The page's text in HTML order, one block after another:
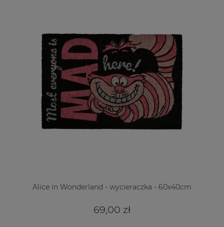
Alice in Wonderland - wycieraczka - 60x40cm
69,00 zł